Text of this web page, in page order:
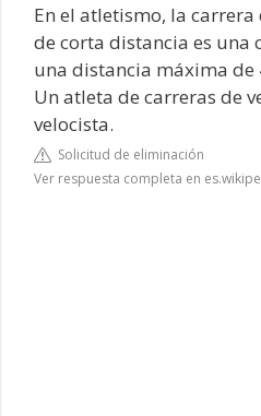
En el atletismo, la
de corta distancia es una
una distancia máxima de
Un atleta de carreras de
velocista.
Solicitud de eliminación
Ver respuesta completa en